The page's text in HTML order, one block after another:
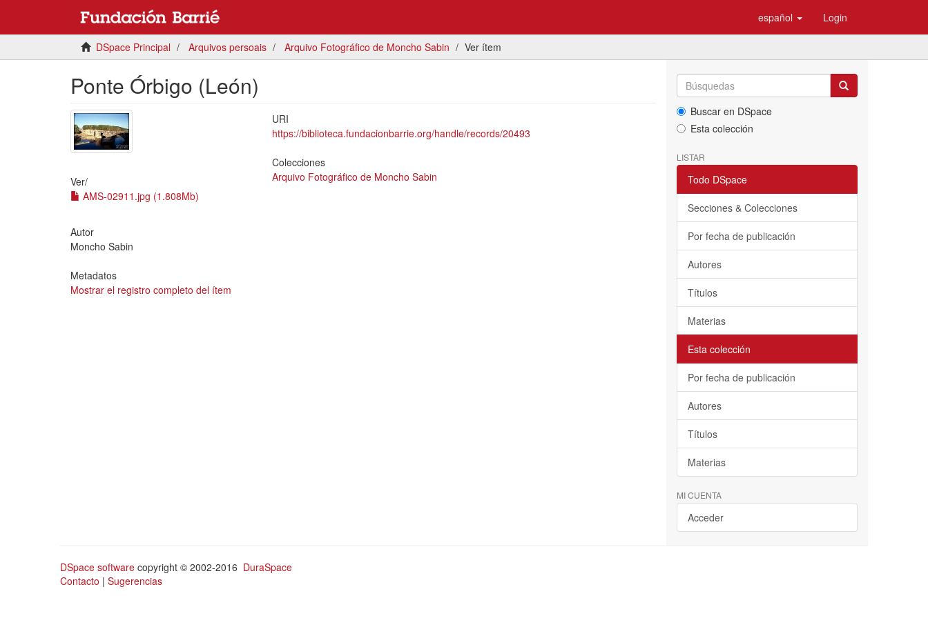
español Login
DSpace Principal Arquivos persoais Arquivo Fotográfico de Moncho Sabin Ver ítem
Ponte Órbigo (León)
Ver/
AMS-02911.jpg (1.808Mb)
Autor
Moncho Sabin
Metadatos
Mostrar el registro completo del ítem
URI
https://biblioteca.fundacionbarrie.org/handle/records/20493
Colecciones
Arquivo Fotográfico de Moncho Sabin
Buscar en DSpace
Esta colección
LISTAR
Todo DSpace
Secciones & Colecciones
Por fecha de publicación
Autores
Títulos
Materias
Esta colección
Por fecha de publicación
Autores
Títulos
Materias
MI CUENTA
Acceder
DSpace software copyright © 2002-2016 DuraSpace
Contacto | Sugerencias